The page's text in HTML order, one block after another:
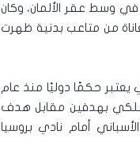
في وسط عقر الألمان، وكان
من متاعب بدنية ظهرت
يعتبر حكمًا دوليًا منذ عام
الملكي بهدفين مقابل هدف
أمام نادي بروسيا